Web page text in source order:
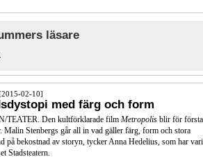
läsare
02-10]
med färg och form
TEATER. Den kultförklarade film Metropolis blir för första
Malin Stenbergs går all in vad gäller färg, form och stora
på bekostnad av storyn, tycker Anna Hedelius, som har
Stadsteatern.